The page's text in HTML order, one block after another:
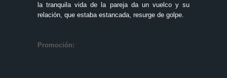
la tranquila vida de la pareja da un vuelco y su
relación, que estaba estancada, resurge de golpe.
Promoción: